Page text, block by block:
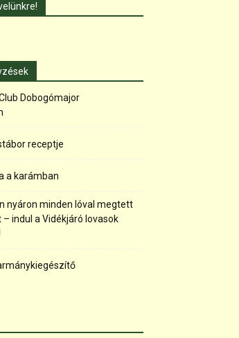
Dobogómajor
receptje
a karámban
nyáron minden lóval megtett
indul a Vidékjáró lovasok